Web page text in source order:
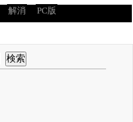
解消 PC版